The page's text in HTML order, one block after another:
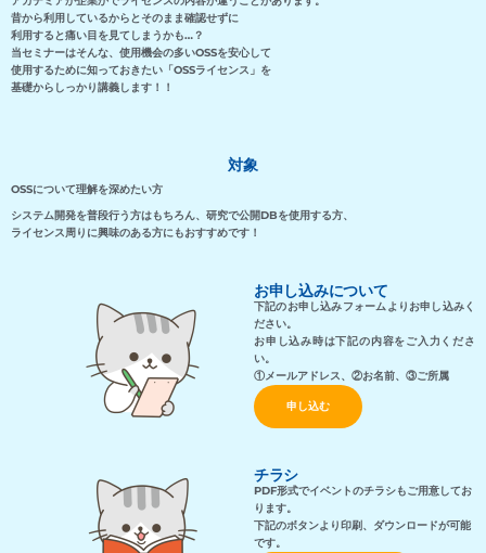
昔から利用しているからとそのまま確認せずに
利用すると痛い目を見てしまうかも…？
当セミナーはそんな、使用機会の多いOSSを安心して
使用するために知っておきたい 「OSSライセンス」を
基礎からしっかり講義します！！
対象
OSSについて理解を深めたい方
システム開発を普段行う方はもちろん、研究で公開DBを使用する方、
ライセンス周りに興味のある方にもおすすめです！
お申し込みについて
下記のお申し込みフォームよりお申し込みく
ださい。
お申し込み時は下記の内容をご入力くださ
い。
①メールアドレス、②お名前、③ご所属
申し込む
チラシ
PDF形式でイベントのチラシもご用意してお
ります。
下記のボタンより印刷、ダウンロードが可能
です。